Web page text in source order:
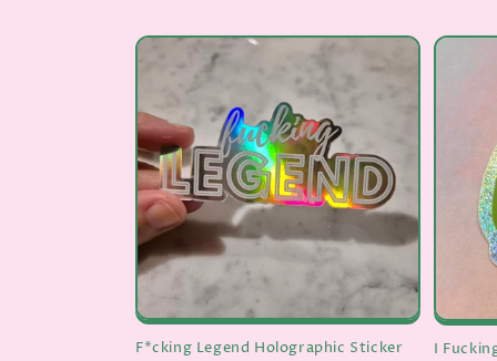
F*cking Legend Holographic Sticker I